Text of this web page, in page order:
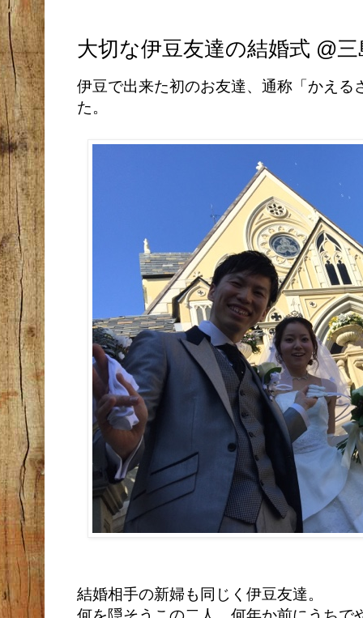
大切な伊豆友達の結婚式 @三
伊豆で出来た初のお友達、通称「かえる
た。
結婚相手の新婦も同じく伊豆友達。